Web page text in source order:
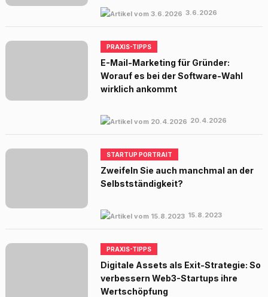
3.6.2026
PRAXIS-TIPPS
E-Mail-Marketing für Gründer:
Worauf es bei der Software-Wahl
wirklich ankommt
20.4.2026
STARTUP PORTRAIT
Zweifeln Sie auch manchmal an der
Selbstständigkeit?
15.8.2023
PRAXIS-TIPPS
Digitale Assets als Exit-Strategie: So
verbessern Web3-Startups ihre
Wertschöpfung